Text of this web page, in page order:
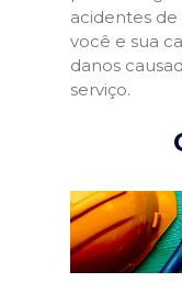
acidentes
você e sua
danos
serviço.